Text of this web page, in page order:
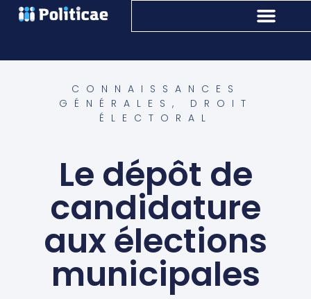
CONNAISSANCES
GÉNÉRALES , DROIT
ÉLECTORAL
Le dépôt de
candidature
aux élections
municipales